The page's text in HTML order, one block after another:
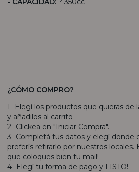
---------------------------
¿CÓMO COMPRO?
1- Elegí los productos que quieras de
y añadilos al carrito
2- Clickea en "Iniciar Compra".
3- Completá tus datos y elegí donde
preferís retirarlo por nuestros
que coloques bien tu mail!
4- Elegí tu forma de pago y LISTO!.